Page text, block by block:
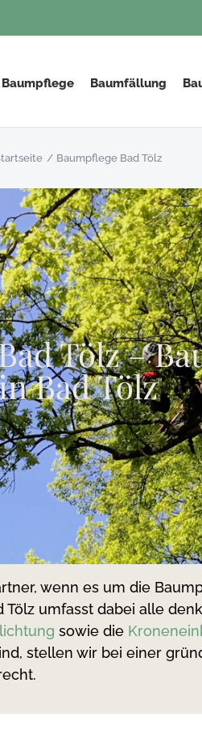
Baumpflege Baumfällung
Baumpflege Bad Tölz
Tölz –
Bad Tölz
wenn es um die
umfasst dabei alle
sowie die
stellen wir bei einer